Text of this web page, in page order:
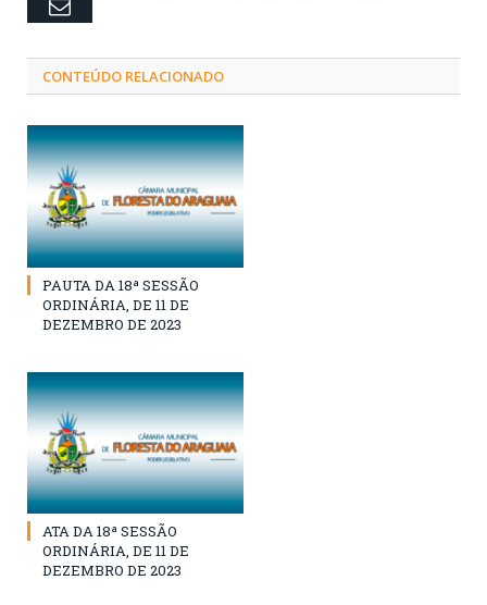
Email
CONTEÚDO RELACIONADO
PAUTA DA 18ª SESSÃO
ORDINÁRIA, DE 11 DE
DEZEMBRO DE 2023
ATA DA 18ª SESSÃO
ORDINÁRIA, DE 11 DE
DEZEMBRO DE 2023